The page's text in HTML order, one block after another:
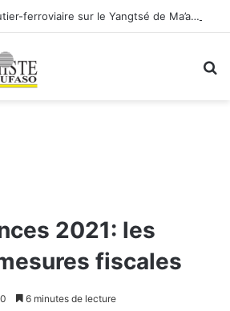
Anhui: le pont routier-ferroviaire sur le Yangtsé de Ma’anshan entre dans la phase finale en vue de sa mise en service
2021: les
fiscales
0 6 minutes de lecture